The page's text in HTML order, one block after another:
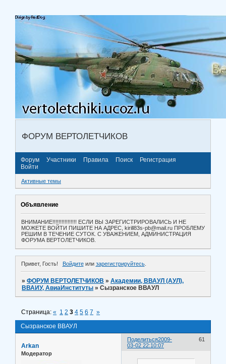
ФОРУМ ВЕРТОЛЕТЧИКОВ
Форум Участники Правила Поиск
Регистрация
Войти
Активные темы
Объявление
ВНИМАНИЕ!!!!!!!!!!!!!!!! ЕСЛИ ВЫ ЗАРЕГИСТРИРОВАЛИСЬ И НЕ
МОЖЕТЕ ВОЙТИ ПИШИТЕ НА АДРЕС, kirill83s-pb@mail.ru ПРОБЛЕМУ
РЕШИМ В ТЕЧЕНИЕ СУТОК. С УВАЖЕНИЕМ, АДМИНИСТРАЦИЯ
ФОРУМА ВЕРТОЛЕТЧИКОВ.
Привет, Гость! Войдитеили зарегистрируйтесь.
»ФОРУМ ВЕРТОЛЕТЧИКОВ »Академии, ВВАУЛ (АУЛ),
ВВАИУ, АвиаИнституты »Сызранское ВВАУЛ
Сызранское ВВАУЛ
Страница:« 1 2 3 4 5 6 7 »
Поделиться 61
2009-
03-02 22:10:07
Arkan
Модератор